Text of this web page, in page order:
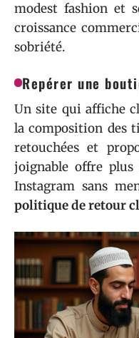
modest fashion et
croissance
sobriété.
Repérer une
Un site qui affiche
la composition des
retouchées et
joignable offre plus
Instagram sans
politique de retour